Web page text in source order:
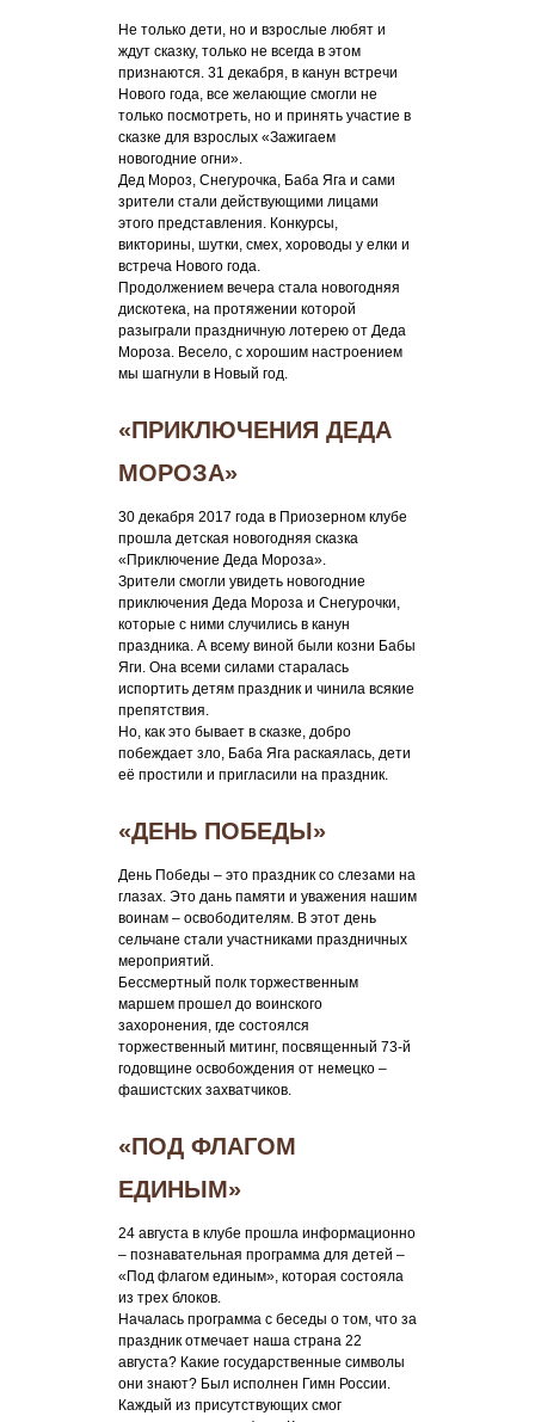
Не только дети, но и взрослые любят и
ждут сказку, только не всегда в этом
признаются. 31 декабря, в канун встречи
Нового года, все желающие смогли не
только посмотреть, но и принять участие в
сказке для взрослых «Зажигаем
новогодние огни».
Дед Мороз, Снегурочка, Баба Яга и сами
зрители стали действующими лицами
этого представления. Конкурсы,
викторины, шутки, смех, хороводы у елки и
встреча Нового года.
Продолжением вечера стала новогодняя
дискотека, на протяжении которой
разыграли праздничную лотерею от Деда
Мороза. Весело, с хорошим настроением
мы шагнули в Новый год.
«ПРИКЛЮЧЕНИЯ ДЕДА
МОРОЗА»
30 декабря 2017 года в Приозерном клубе
прошла детская новогодняя сказка
«Приключение Деда Мороза».
Зрители смогли увидеть новогодние
приключения Деда Мороза и Снегурочки,
которые с ними случились в канун
праздника. А всему виной были козни Бабы
Яги. Она всеми силами старалась
испортить детям праздник и чинила всякие
препятствия.
Но, как это бывает в сказке, добро
побеждает зло, Баба Яга раскаялась, дети
её простили и пригласили на праздник.
«ДЕНЬ ПОБЕДЫ»
День Победы – это праздник со слезами на
глазах. Это дань памяти и уважения нашим
воинам – освободителям. В этот день
сельчане стали участниками праздничных
мероприятий.
Бессмертный полк торжественным
маршем прошел до воинского
захоронения, где состоялся
торжественный митинг, посвященный 73-й
годовщине освобождения от немецко –
фашистских захватчиков.
«ПОД ФЛАГОМ
ЕДИНЫМ»
24 августа в клубе прошла информационно
– познавательная программа для детей –
«Под флагом единым», которая состояла
из трех блоков.
Началась программа с беседы о том, что за
праздник отмечает наша страна 22
августа? Какие государственные символы
они знают? Был исполнен Гимн России.
Каждый из присутствующих смог